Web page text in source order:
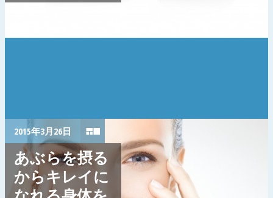
2015年3月26日
あぶらを摂る
からキレイに